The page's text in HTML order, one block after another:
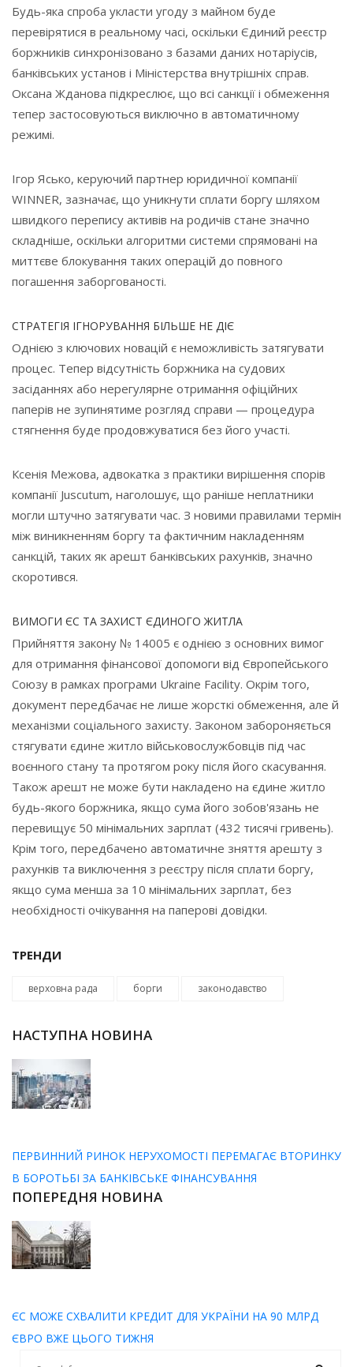
Будь-яка спроба укласти угоду з майном буде
перевірятися в реальному часі, оскільки Єдиний реєстр
боржників синхронізовано з базами даних нотаріусів,
банківських установ і Міністерства внутрішніх справ.
Оксана Жданова підкреслює, що всі санкції і обмеження
тепер застосовуються виключно в автоматичному
режимі.
Ігор Ясько, керуючий партнер юридичної компанії
WINNER, зазначає, що уникнути сплати боргу шляхом
швидкого перепису активів на родичів стане значно
складніше, оскільки алгоритми системи спрямовані на
миттєве блокування таких операцій до повного
погашення заборгованості.
СТРАТЕГІЯ ІГНОРУВАННЯ БІЛЬШЕ НЕ ДІЄ
Однією з ключових новацій є неможливість затягувати
процес. Тепер відсутність боржника на судових
засіданнях або нерегулярне отримання офіційних
паперів не зупинятиме розгляд справи — процедура
стягнення буде продовжуватися без його участі.
Ксенія Межова, адвокатка з практики вирішення спорів
компанії Juscutum, наголошує, що раніше неплатники
могли штучно затягувати час. З новими правилами термін
між виникненням боргу та фактичним накладенням
санкцій, таких як арешт банківських рахунків, значно
скоротився.
ВИМОГИ ЄС ТА ЗАХИСТ ЄДИНОГО ЖИТЛА
Прийняття закону № 14005 є однією з основних вимог
для отримання фінансової допомоги від Європейського
Союзу в рамках програми Ukraine Facility. Окрім того,
документ передбачає не лише жорсткі обмеження, але й
механізми соціального захисту. Законом забороняється
стягувати єдине житло військовослужбовців під час
воєнного стану та протягом року після його скасування.
Також арешт не може бути накладено на єдине житло
будь-якого боржника, якщо сума його зобов'язань не
перевищує 50 мінімальних зарплат (432 тисячі гривень).
Крім того, передбачено автоматичне зняття арешту з
рахунків та виключення з реєстру після сплати боргу,
якщо сума менша за 10 мінімальних зарплат, без
необхідності очікування на паперові довідки.
ТРЕНДИ
верховна рада борги законодавство
НАСТУПНА НОВИНА
ПЕРВИННИЙ РИНОК НЕРУХОМОСТІ ПЕРЕМАГАЄ ВТОРИНКУ
В БОРОТЬБІ ЗА БАНКІВСЬКЕ ФІНАНСУВАННЯ
ПОПЕРЕДНЯ НОВИНА
ЄС МОЖЕ СХВАЛИТИ КРЕДИТ ДЛЯ УКРАЇНИ НА 90 МЛРД
ЄВРО ВЖЕ ЦЬОГО ТИЖНЯ